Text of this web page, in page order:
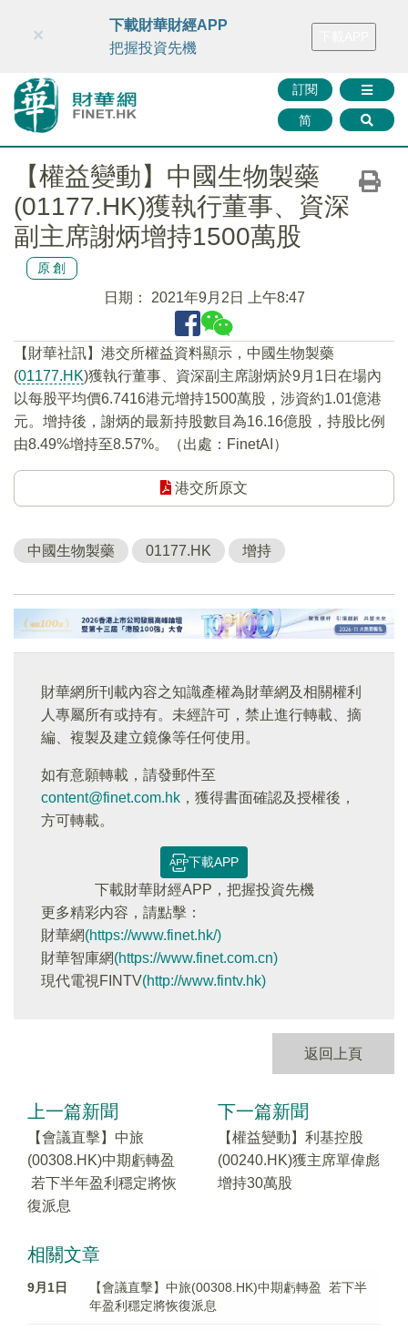
財華智庫網 FINTV FINMETA 財華證券 媒體矩陣
訂閱
简
×
下載財華財經APP
把握投資先機
【權益變動】中國生物製藥
(01177.HK)獲執行董事、資深
副主席謝炳增持1500萬股
原創
日期： 2021年9月2日 上午8:47
【財華社訊】港交所權益資料顯示，中國生物製藥
(01177.HK)獲執行董事、資深副主席謝炳於9月1日在場內
以每股平均價6.7416港元增持1500萬股，涉資約1.01億港
元。增持後，謝炳的最新持股數目為16.16億股，持股比例
由8.49%增持至8.57%。（出處：FinetAI）
港交所原文
中國生物製藥 01177.HK 增持
財華網所刊載內容之知識產權為財華網及相關權利
人專屬所有或持有。未經許可，禁止進行轉載、摘
編、複製及建立鏡像等任何使用。
如有意願轉載，請發郵件至
content@finet.com.hk ，獲得書面確認及授權後，
方可轉載。
下載APP
下載財華財經APP，把握投資先機
更多精彩内容，請點擊：
財華網(https://www.finet.hk/)
財華智庫網(https://www.finet.com.cn)
現代電視FINTV(http://www.fintv.hk)
返回上頁
上一篇新聞
【會議直擊】中旅
(00308.HK)中期虧轉盈
若下半年盈利穩定將恢
復派息
下一篇新聞
【權益變動】利基控股
(00240.HK)獲主席單偉彪
增持30萬股
相關文章
9月1日
【會議直擊】中旅(00308.HK)中期虧轉盈 若下半
年盈利穩定將恢復派息